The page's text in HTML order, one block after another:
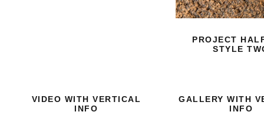
PROJECT
STYLE
VIDEO WITH VERTICAL
INFO
GALLERY WITH
INFO
COPYRIGHT | MATHIAS